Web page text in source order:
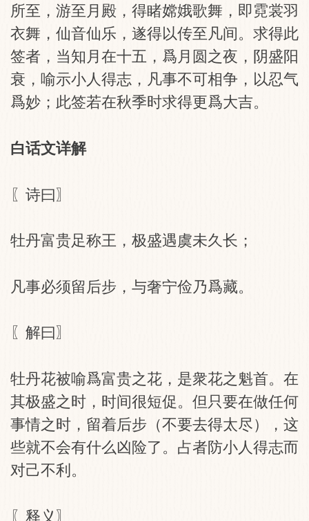
所至，游至月殿，得睹嫦娥歌舞，即霓裳羽
衣舞，仙音仙乐，遂得以传至凡间。求得此
签者，当知月在十五，爲月圆之夜，阴盛阳
衰，喻示小人得志，凡事不可相争，以忍气
爲妙；此签若在秋季时求得更爲大吉。
白话文详解
〖诗曰〗
牡丹富贵足称王，极盛遇虞未久长；
凡事必须留后步，与奢宁俭乃爲藏。
〖解曰〗
牡丹花被喻爲富贵之花，是衆花之魁首。在
其极盛之时，时间很短促。但只要在做任何
事情之时，留着后步（不要去得太尽），这
些就不会有什么凶险了。占者防小人得志而
对己不利。
〖释义〗